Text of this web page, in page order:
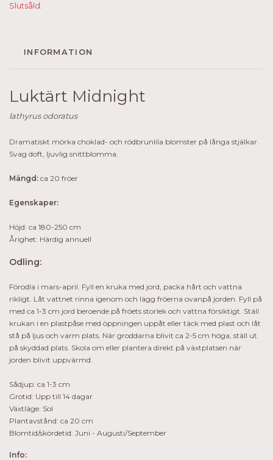
Slutsåld.
INFORMATION
Luktärt Midnight
lathyrus odoratus
Dramatiskt mörka choklad- och rödbrunlila blomster på långa stjälkar.
Svag doft, ljuvlig snittblomma.
Mängd: ca 20 fröer
Egenskaper:
Höjd: ca 180-250 cm
Årighet: Härdig annuell
Odling:
Förodla i mars-april. Fyll en kruka med jord, packa hårt och vattna
rikligt. Låt vattnet rinna igenom och lägg fröerna ovanpå jorden. Fyll på
med ca 1-3 cm jord beroende på fröets storlek och vattna försiktigt. Ställ
krukan i en plastpåse med öppningen uppåt eller täck med plast och låt
stå på ljus och varm plats. När groddarna blivit ca 2-5 cm höga, ställ ut
på skyddad plats. Skola om eller plantera direkt på växtplatsen när
jorden blivit uppvärmd.
Sådjup: ca 1-3 cm
Grotid: Upp till 14 dagar
Växtläge: Sol
Plantavstånd: ca 20 cm
Blomtid/skördetid: Juni - Augusti/September
Info: